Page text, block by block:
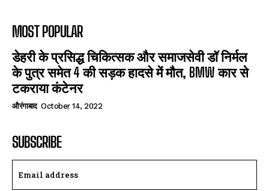
MOST POPULAR
डेहरी के प्रसिद्ध चिकित्सक और समाजसेवी डॉ निर्मल
के पुत्र समेत 4 की सड़क हादसे में मौत, BMW कार से
टकराया कंटेनर
औरंगाबाद October 14, 2022
SUBSCRIBE